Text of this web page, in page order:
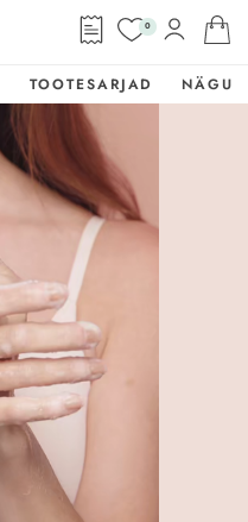
0
TOOTESARJAD NÄGU